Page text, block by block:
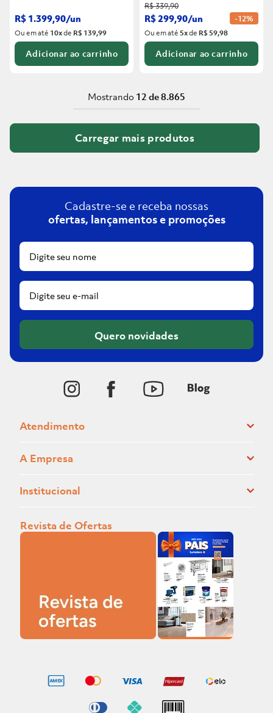
R$ 1.399,90/un
Ou em até 10xde R$ 139,99
Adicionar ao carrinho
R$339,90
R$299,90/un -12%
Ou em até5xde R$ 59,98
Adicionar ao carrinho
Mostrando 12 de 8.865
Cadastre-se e receba nossas
ofertas, lançamentos e promoções
Quero novidades
Atendimento
A Empresa
Institucional
Revista de Ofertas